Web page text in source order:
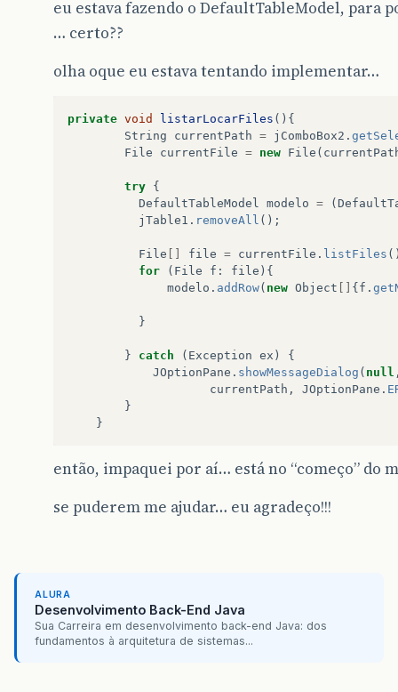
eu estava fazendo o DefaultTableModel, para
… certo??
olha oque eu estava tentando implementar…
private void listarLocarFiles (){
String
currentPath = jComboBox2 .
File
currentFile = new File (
try {
DefaultTableModel modelo = (
jTable1 . removeAll ();
File file = currentFile . listFiles
for
( File f : file ){
modelo . addRow( new Object { f .
}
} catch ( Exception ex )
{
JOptionPane . showMessageDialog ( null
currentPath , JOptionPane .
}
}
então, impaquei por aí… está no “começo” do
se puderem me ajudar… eu agradeço!!!
ALURA
Desenvolvimento Back-End Java
Sua Carreira em desenvolvimento back-end Java: dos
fundamentos à arquitetura de sistemas...